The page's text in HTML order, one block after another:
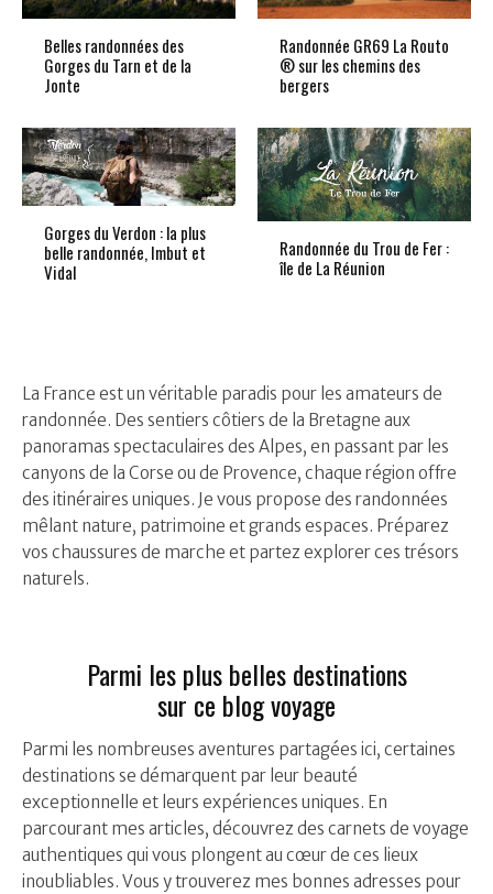
Belles randonnées des
Gorges du Tarn et de la
Jonte
Randonnée GR69 La Routo
® sur les chemins des
bergers
Gorges du Verdon : la plus
belle randonnée, Imbut et
Vidal
Randonnée du Trou de Fer :
île de La Réunion
La France est un véritable paradis pour les amateurs de
randonnée. Des sentiers côtiers de la Bretagne aux
panoramas spectaculaires des Alpes, en passant par les
canyons de la Corse ou de Provence, chaque région offre
des itinéraires uniques. Je vous propose des randonnées
mêlant nature, patrimoine et grands espaces. Préparez
vos chaussures de marche et partez explorer ces trésors
naturels.
Parmi les plus belles destinations
sur ce blog voyage
Parmi les nombreuses aventures partagées ici, certaines
destinations se démarquent par leur beauté
exceptionnelle et leurs expériences uniques. En
parcourant mes articles, découvrez des carnets de voyage
authentiques qui vous plongent au cœur de ces lieux
inoubliables. Vous y trouverez mes bonnes adresses pour